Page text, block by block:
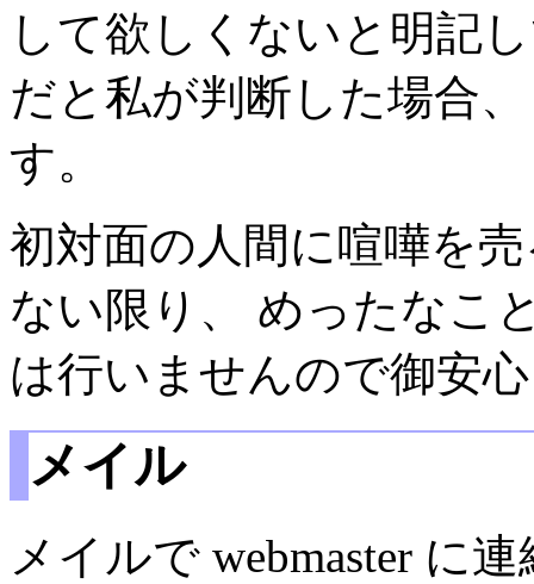
して欲しくないと明記
だと私が判断した場合
す。
初対面の人間に喧嘩を
ない限り、 めったなこ
は行いませんので御安
メイル
メイルで webmaster に